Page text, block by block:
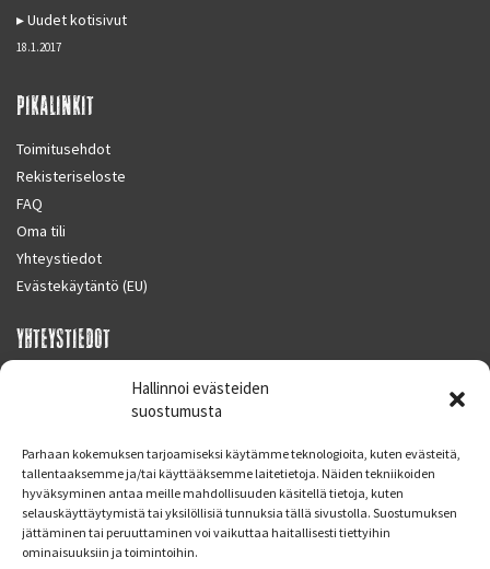
Hallinnoi evästeiden
suostumusta
Parhaan kokemuksen tarjoamiseksi käytämme teknologioita, kuten evästeitä,
tallentaaksemme ja/tai käyttääksemme laitetietoja. Näiden tekniikoiden
hyväksyminen antaa meille mahdollisuuden käsitellä tietoja, kuten
selauskäyttäytymistä tai yksilöllisiä tunnuksia tällä sivustolla. Suostumuksen
jättäminen tai peruuttaminen voi vaikuttaa haitallisesti tiettyihin
ominaisuuksiin ja toimintoihin.
Uudet kotisivut
18.1.2017
PIKALINKIT
Toimitusehdot
Rekisteriseloste
FAQ
Oma tili
Yhteystiedot
Evästekäytäntö (EU)
YHTEYSTIEDOT
SUPERMOTO CENTER
Finland
Puh. 09 221 7088
info at supermotocenter.fi